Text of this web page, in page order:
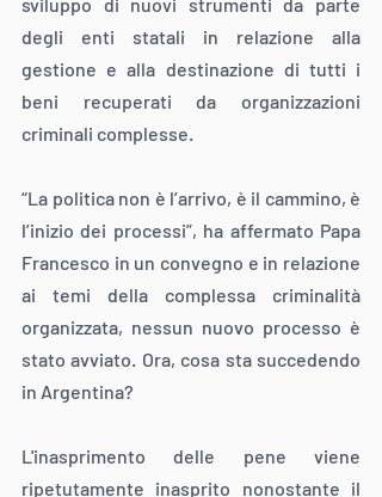
sviluppo di nuovi strumenti da parte
degli enti statali in relazione alla
gestione e alla destinazione di tutti i
beni recuperati da organizzazioni
criminali complesse.
“La politica non è l’arrivo, è il cammino, è
l’inizio dei processi”, ha affermato Papa
Francesco in un convegno e in relazione
ai temi della complessa criminalità
organizzata, nessun nuovo processo è
stato avviato. Ora, cosa sta succedendo
in Argentina?
L'inasprimento delle pene viene
ripetutamente inasprito nonostante il